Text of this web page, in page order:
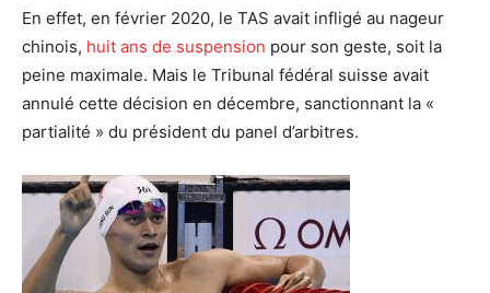
En effet, en février 2020, le TAS avait infligé au nageur
chinois, huit ans de suspension pour son geste, soit la
peine maximale. Mais le Tribunal fédéral suisse avait
annulé cette décision en décembre, sanctionnant la «
partialité » du président du panel d’arbitres.